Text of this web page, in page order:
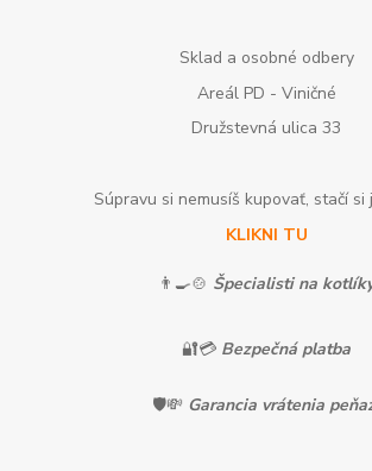
Sklad a osobné odbery
Areál PD - Viničné
Družstevná ulica 33
Súpravu si nemusíš kupovať, stačí si
KLIKNI TU
👨‍🍳🍲 Špecialisti na
🔐💳 Bezpečná platba
🛡️💸 Garancia vrátenia